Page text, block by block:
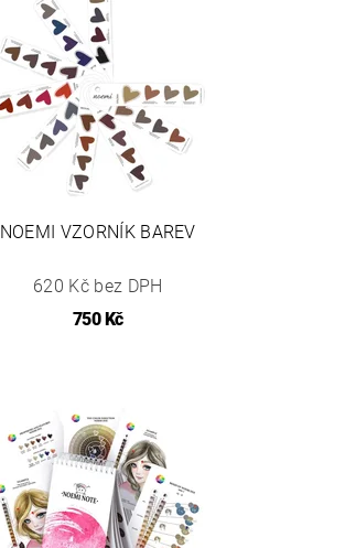
NOEMI VZORNÍK BAREV
620 Kč bez DPH
750 Kč